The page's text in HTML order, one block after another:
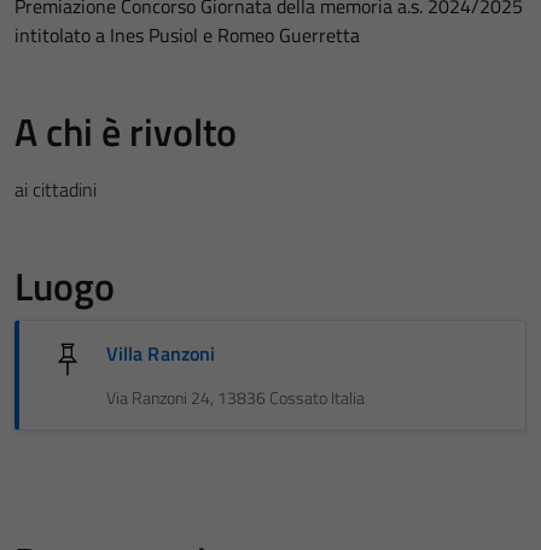
intitolato a Ines Pusiol e Romeo Guerretta
A chi è rivolto
ai cittadini
Luogo
Villa Ranzoni
Via Ranzoni 24, 13836 Cossato Italia